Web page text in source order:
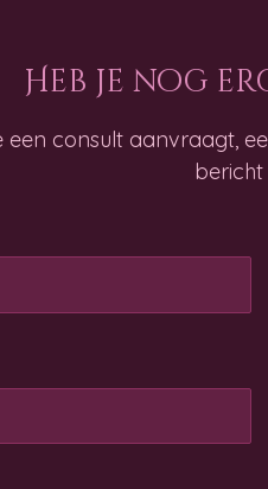
Heb je nog
consult aanvraagt,